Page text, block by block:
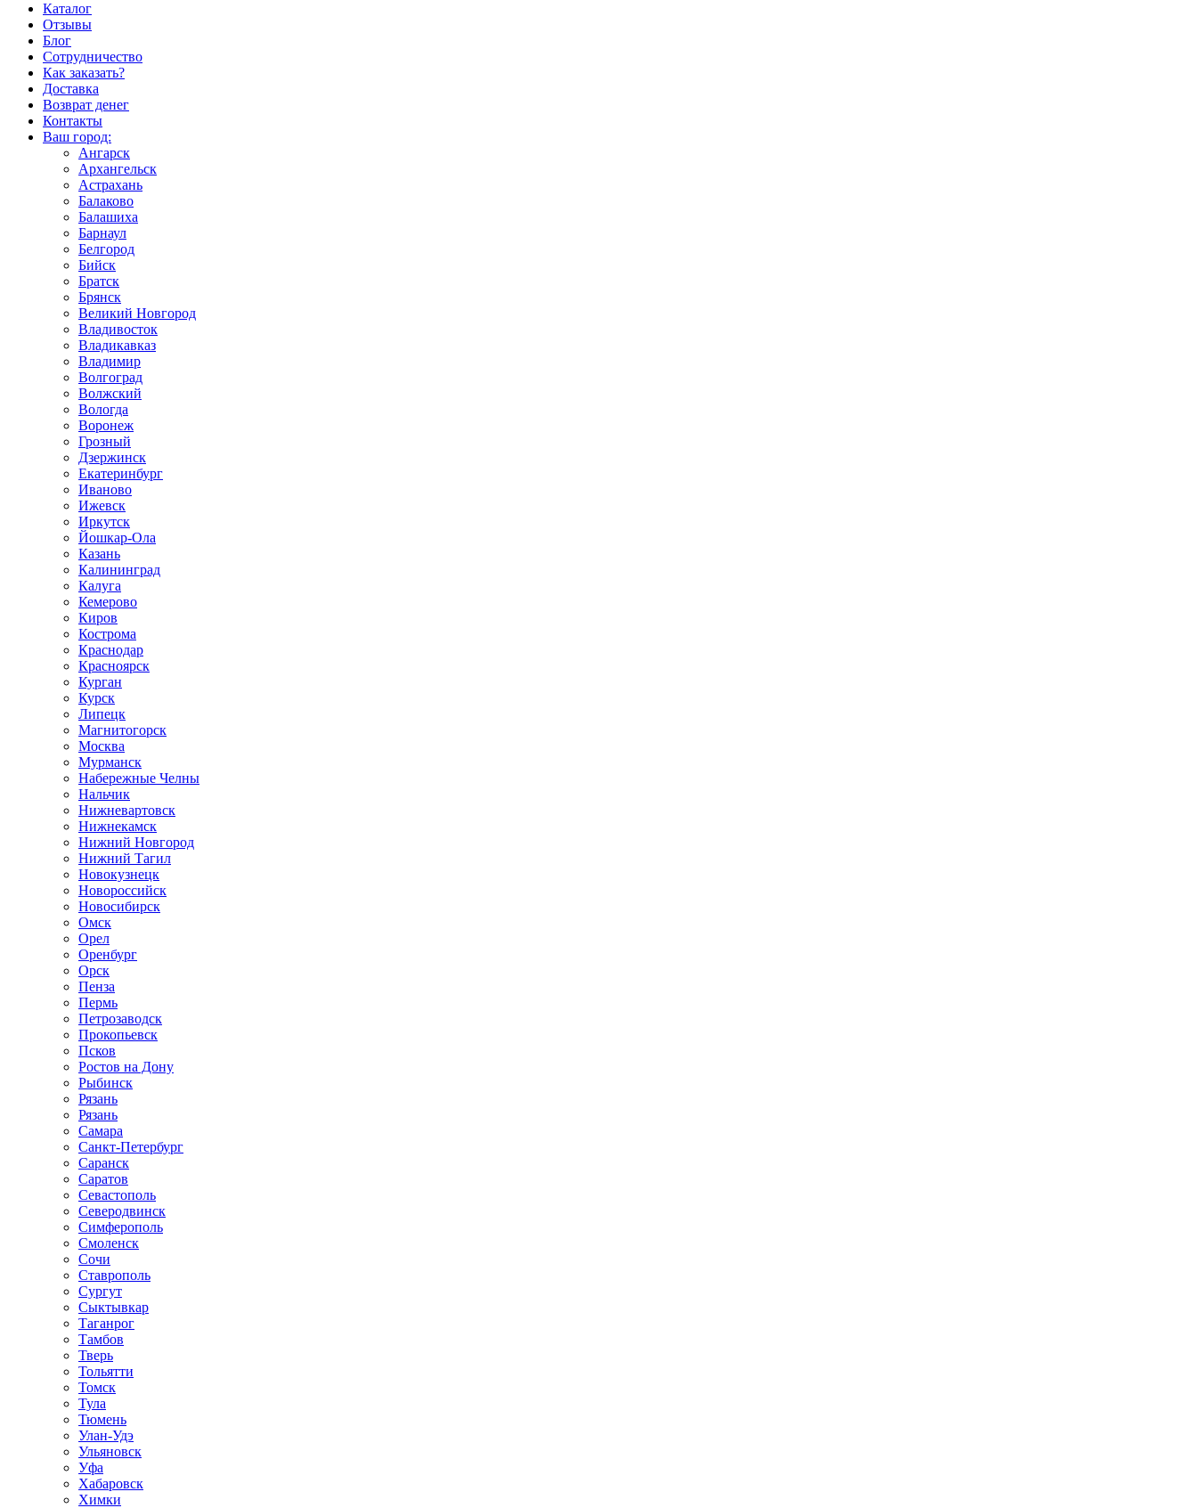
Каталог
Отзывы
Блог
Сотрудничество
Как заказать?
Доставка
Возврат денег
Контакты
Ваш город:
Ангарск
Архангельск
Астрахань
Балаково
Балашиха
Барнаул
Белгород
Бийск
Братск
Брянск
Великий Новгород
Владивосток
Владикавказ
Владимир
Волгоград
Волжский
Вологда
Воронеж
Грозный
Дзержинск
Екатеринбург
Иваново
Ижевск
Иркутск
Йошкар-Ола
Казань
Калининград
Калуга
Кемерово
Киров
Кострома
Краснодар
Красноярск
Курган
Курск
Липецк
Магнитогорск
Москва
Мурманск
Набережные Челны
Нальчик
Нижневартовск
Нижнекамск
Нижний Новгород
Нижний Тагил
Новокузнецк
Новороссийск
Новосибирск
Омск
Орел
Оренбург
Орск
Пенза
Пермь
Петрозаводск
Прокопьевск
Псков
Ростов на Дону
Рыбинск
Рязань
Рязань
Самара
Санкт-Петербург
Саранск
Саратов
Севастополь
Северодвинск
Симферополь
Смоленск
Сочи
Ставрополь
Сургут
Сыктывкар
Таганрог
Тамбов
Тверь
Тольятти
Томск
Тула
Тюмень
Улан-Удэ
Ульяновск
Уфа
Хабаровск
Химки